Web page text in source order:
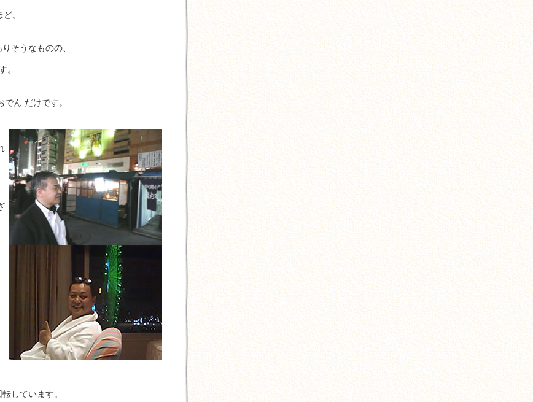
。
そうなものの、
。
ん だけです。
しています。